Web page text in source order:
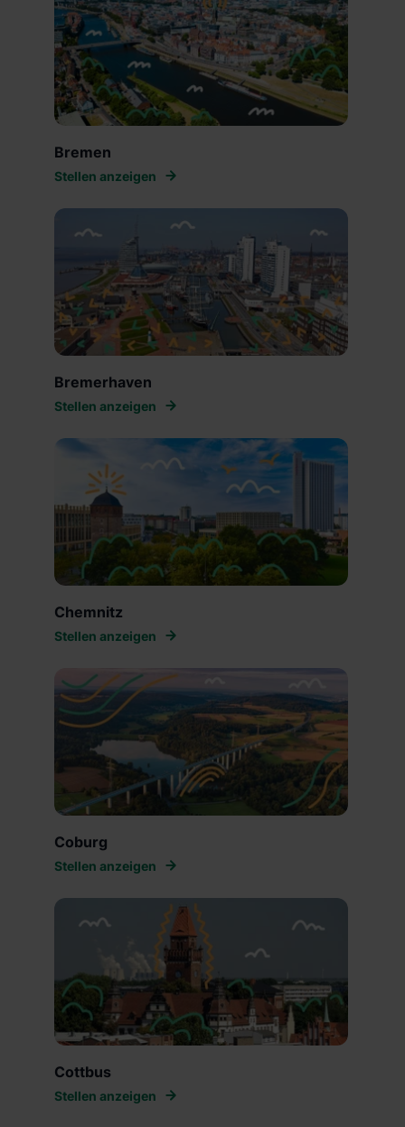
Bremen
Stellen anzeigen
Bremerhaven
Stellen anzeigen
Chemnitz
Stellen anzeigen
Coburg
Stellen anzeigen
Cottbus
Stellen anzeigen